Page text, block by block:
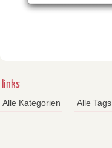
links
Alle Kategorien Alle Tags